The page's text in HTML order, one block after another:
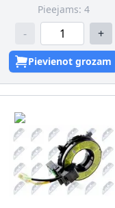
Pieejams: 4
- +
Pievienot grozam